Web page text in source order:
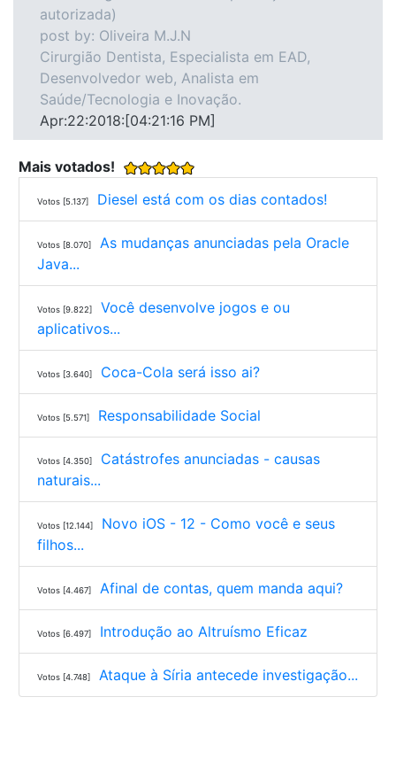
autorizada)
post by: Oliveira M.J.N
Cirurgião Dentista, Especialista em EAD,
Desenvolvedor web, Analista em
Saúde/Tecnologia e Inovação.
Apr:22:2018:[04:21:16 PM]
Mais votados!
Votos [5.137] Diesel está com os dias contados!
Votos [8.070]
As mudanças anunciadas pela Oracle
Java...
Votos [9.822]
Você desenvolve jogos e ou
aplicativos...
Votos [3.640] Coca-Cola será isso ai?
Votos [5.571] Responsabilidade Social
Votos [4.350]
Catástrofes anunciadas - causas
naturais...
Votos [12.144]
Novo iOS - 12 - Como você e seus
filhos...
Votos [4.467] Afinal de contas, quem manda aqui?
Votos [6.497] Introdução ao Altruísmo Eficaz
Votos [4.748] Ataque à Síria antecede investigação...